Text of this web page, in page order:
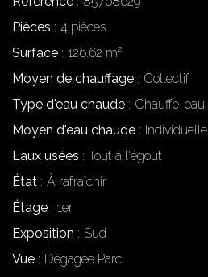
Pièces
4 pièces
Surface
126.62 m²
Moyen de chauffage
Collectif
Type d'eau chaude
Chauffe-eau
Moyen d'eau chaude
Individuelle
Eaux usées
Tout à l'égout
État
À rafraîchir
Étage
1er
Exposition
Sud
Vue
Dégagée Parc